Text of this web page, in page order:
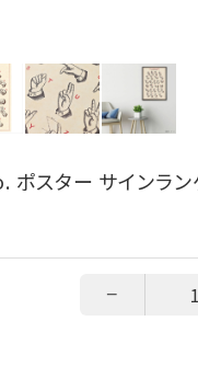
スター サインラン
−